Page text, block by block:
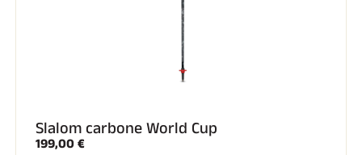
Slalom carbone World Cup
199,00 €